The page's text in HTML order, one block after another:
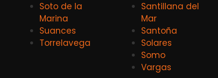
Soto de la
Marina
Suances
Torrelavega
Santillana del
Mar
Santoña
Solares
Somo
Vargas